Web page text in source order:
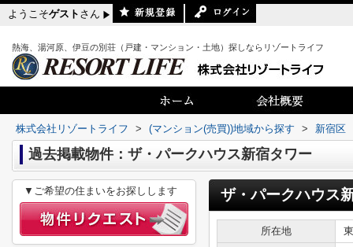
ようこそゲスト さん
熱海、湯河原、伊豆の別荘（戸建・マンション・土地）探しならリゾートライフ
株式会社リゾートライフ > (マンション(売買))地域から探す > 新宿区
過去掲載物件：ザ・パークハウス新宿タワー
ザ・パークハウス
所在地
▼ご希望の住まいをお探しします